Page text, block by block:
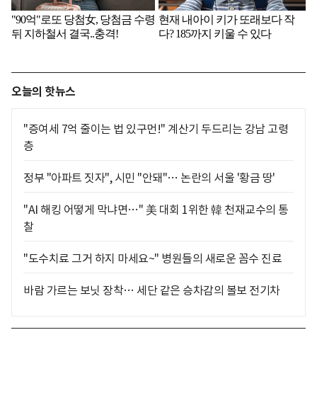
오늘의 핫뉴스
"증여세 7억 줄이는 법 있구먼!" 계산기 두드리는 강남 고령
층
정부 "아파트 짓자", 시민 "안돼"… 논란의 서울 '황금 땅'
"AI 해킹 어떻게 막냐면…" 美 대회 1위한 韓 천재교수의 통
찰
"도수치료 그거 하지 마세요~" 병원들의 새로운 꼼수 진료
바람 가르는 보닛 장착… 세단 같은 승차감의 볼보 전기차